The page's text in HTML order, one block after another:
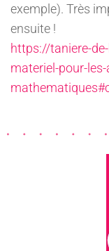
exemple). Très
ensuite !
https://taniere-
materiel-pour-